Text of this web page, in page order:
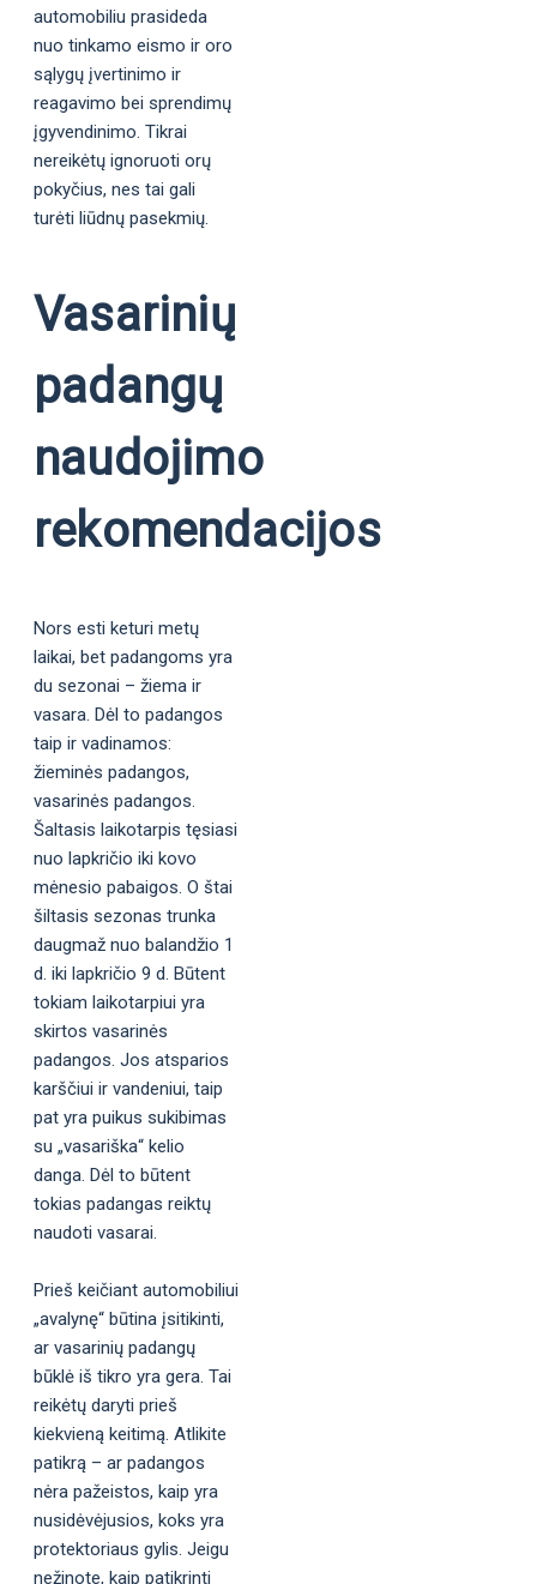
automobiliu prasideda
nuo tinkamo eismo ir oro
sąlygų įvertinimo ir
reagavimo bei sprendimų
įgyvendinimo. Tikrai
nereikėtų ignoruoti orų
pokyčius, nes tai gali
turėti liūdnų pasekmių.
Vasarinių
padangų
naudojimo
rekomendacijos
Nors esti keturi metų
laikai, bet padangoms yra
du sezonai – žiema ir
vasara. Dėl to padangos
taip ir vadinamos:
žieminės padangos,
vasarinės padangos.
Šaltasis laikotarpis tęsiasi
nuo lapkričio iki kovo
mėnesio pabaigos. O štai
šiltasis sezonas trunka
daugmaž nuo balandžio 1
d. iki lapkričio 9 d. Būtent
tokiam laikotarpiui yra
skirtos vasarinės
padangos. Jos atsparios
karščiui ir vandeniui, taip
pat yra puikus sukibimas
su „vasariška“ kelio
danga. Dėl to būtent
tokias padangas reiktų
naudoti vasarai.
Prieš keičiant automobiliui
„avalynę“ būtina įsitikinti,
ar vasarinių padangų
būklė iš tikro yra gera. Tai
reikėtų daryti prieš
kiekvieną keitimą. Atlikite
patikrą – ar padangos
nėra pažeistos, kaip yra
nusidėvėjusios, koks yra
protektoriaus gylis. Jeigu
nežinote, kaip patikrinti